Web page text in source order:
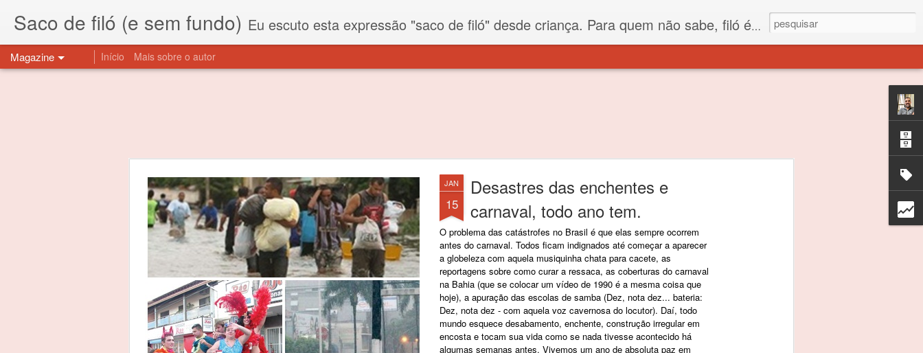
Saco de filó (e sem fundo) Eu escuto esta expressão "saco de filó" desde criança. Para quem não sabe, filó é um tecido todo furadinho e permite que um saco feito com ele, mesmo que muito exposto ao ar soprado para dentro, nunca vai se encher. Aí está o propósito deste nome... Para viver em sociedade tem que ter saco de filó.
Magazine Início Mais sobre o autor
JAN
15
Desastres das enchentes e
carnaval, todo ano tem.
O problema das catástrofes no Brasil é que elas sempre ocorrem
antes do carnaval. Todos ficam indignados até começar a aparecer
a globeleza com aquela musiquinha chata para cacete, as
reportagens sobre como curar a ressaca, as coberturas do carnaval
na Bahia (que se colocar um vídeo de 1990 é a mesma coisa que
hoje), a apuração das escolas de samba (Dez, nota dez... bateria:
Dez, nota dez - com aquela voz cavernosa do locutor). Daí, todo
mundo esquece desabamento, enchente, construção irregular em
encosta e tocam sua vida como se nada tivesse acontecido há
algumas semanas antes. Vivemos um ano de absoluta paz em